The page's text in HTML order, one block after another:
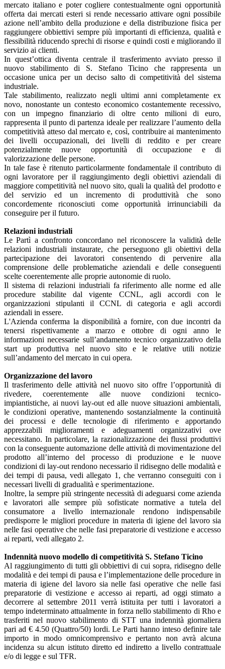
mercato italiano e poter cogliere contestualmente ogni opportunità
offerta dai mercati esteri si rende necessario attivare ogni possibile
azione nell’ambito della produzione e della distribuzione fisica per
raggiungere obbiettivi sempre più importanti di efficienza, qualità e
flessibilità riducendo sprechi di risorse e quindi costi e migliorando il
servizio ai clienti.
In quest’ottica diventa centrale il trasferimento avviato presso il
nuovo stabilimento di S. Stefano Ticino che rappresenta un
occasione unica per un deciso salto di competitività del sistema
industriale.
Tale stabilimento, realizzato negli ultimi anni completamente ex
novo, nonostante un contesto economico costantemente recessivo,
con un impegno finanziario di oltre cento milioni di euro,
rappresenta il punto di partenza ideale per realizzare l’aumento della
competitività atteso dal mercato e, così, contribuire ai mantenimento
dei livelli occupazionali, dei livelli di reddito e per creare
potenzialmente nuove opportunità di occupazione e di
valorizzazione delle persone.
In tale fase è ritenuto particolarmente fondamentale il contributo di
ogni lavoratore per il raggiungimento degli obiettivi aziendali di
maggiore competitività nel nuovo sito, quali la qualità del prodotto e
del servizio ed un incremento di produttività che sono
concordemente riconosciuti come opportunità irrinunciabili da
conseguire per il futuro.
Relazioni industriali
Le Partì a confronto concordano nel riconoscere la validità delle
relazioni industriali instaurate, che perseguono gli obiettivi della
partecipazione dei lavoratori consentendo di pervenire alla
comprensione delle problematiche aziendali e delle conseguenti
scelte coerentemente alle proprie autonomie di ruolo.
Il sistema di relazioni industriali fa riferimento alle norme ed alle
procedure stabilite dal vigente CCNL, agli accordi con le
organizzazioni stipulanti il CCNL di categoria e agli accordi
aziendali in essere.
L'Azienda conferma la disponibilità a fornire, con due incontri da
tenersi rispettivamente a marzo e ottobre di ogni anno le
informazioni necessarie sull’andamento tecnico organizzativo della
start up produttiva nel nuovo sito e le relative utili notizie
sull’andamento del mercato in cui opera.
Organizzazione del lavoro
Il trasferimento delle attività nel nuovo sito offre l’opportunità di
rivedere, coerentemente alle nuove condizioni tecnico-
impiantistiche, ai nuovi lay-out ed alle nuove situazioni ambientali,
le condizioni operative, mantenendo sostanzialmente la continuità
dei processi e delle tecnologie di riferimento e apportando
apprezzabili miglioramenti e adeguamenti organizzativi ove
necessitano. In particolare, la razionalizzazione dei flussi produttivi
con la conseguente automazione delle attività di movimentazione del
prodotto all’interno del processo di produzione e le nuove
condizioni di lay-out rendono necessario il ridisegno delle modalità e
dei tempi di pausa, vedi allegato 1, che verranno conseguiti con i
necessari livelli di gradualità e sperimentazione.
Inoltre, la sempre più stringente necessità di adeguarsi come azienda
e lavoratori alle sempre più sofisticate normative a tutela del
consumatore a livello internazionale rendono indispensabile
predisporre le migliori procedure in materia di igiene del lavoro sia
nelle fasi operative che nelle fasi preparatorie di vestizione e accesso
ai reparti, vedi allegato 2.
Indennità nuovo modello di competitività S. Stefano Ticino
Al raggiungimento di tutti gli obbiettivi di cui sopra, ridisegno delle
modalità e dei tempi di pausa e l’implementazione delle procedure in
materia di igiene del lavoro sia nelle fasi operative che nelle fasi
preparatorie di vestizione e accesso ai reparti, ad oggi stimato a
decorrere al settembre 2011 verrà istituita per tutti i lavoratori a
tempo indeterminato attualmente in forza nello stabilimento di Rho e
trasferiti nel nuovo stabilimento di STT una indennità giornaliera
pari ad € 4.50 (Quattro/50) lordi. Le Parti hanno inteso definire tale
importo in modo omnicomprensivo e pertanto non avrà alcuna
incidenza su alcun istituto diretto ed indiretto a livello contrattuale
e/o di legge e sul TFR.